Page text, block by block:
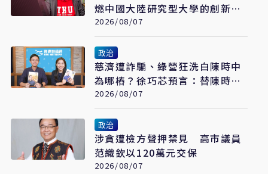
燃中國大陸研究型大學的創新引
擎
2026/08/07
政治
慈濟遭詐騙、綠營狂洗白陳時中
為哪樁？徐巧芯預言：替陳時中
接閣揆鋪路
2026/08/07
政治
涉貪遭檢方聲押禁見 高市議員
范織欽以120萬元交保
2026/08/07